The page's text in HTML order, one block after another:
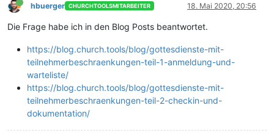
hbuerger CHURCHTOOLSMITARBEITER 18. Mai 2020, 20:56
Die Frage habe ich in den Blog Posts beantwortet.
https://blog.church.tools/blog/gottesdienste-mit-
teilnehmerbeschraenkungen-teil-1-anmeldung-und-
warteliste/
https://blog.church.tools/blog/gottesdienste-mit-
teilnehmerbeschraenkungen-teil-2-checkin-und-
dokumentation/